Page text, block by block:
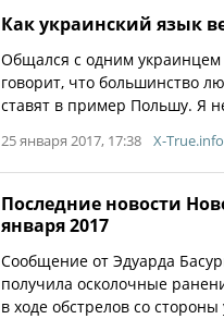
Как украинский язык
Общался с одним украинцем
говорит, что большинство
ставят в пример Польшу. Я
25 января 2017, 17:38 X-True.info
Последние новости
января 2017
Сообщение от Эдуарда
получила осколочные
в ходе обстрелов со